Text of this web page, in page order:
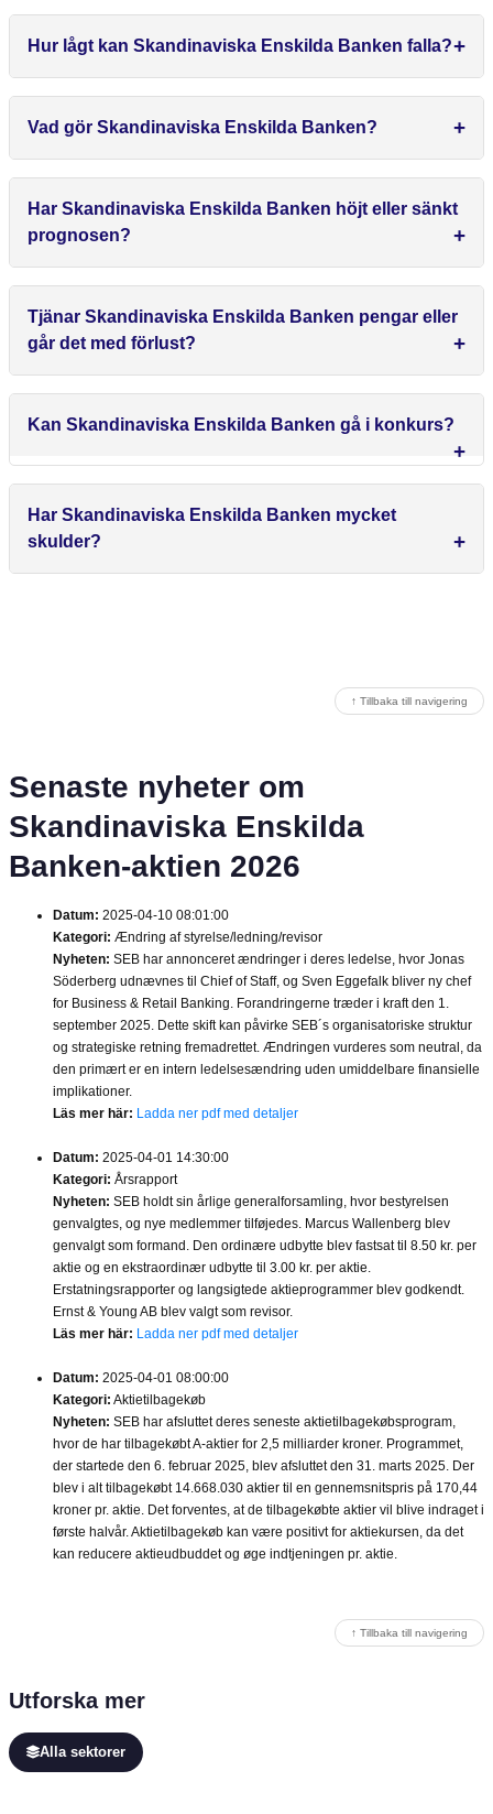
Hur lågt kan Skandinaviska Enskilda Banken falla?
Vad gör Skandinaviska Enskilda Banken?
Har Skandinaviska Enskilda Banken höjt eller sänkt
prognosen?
Tjänar Skandinaviska Enskilda Banken pengar eller
går det med förlust?
Kan Skandinaviska Enskilda Banken gå i konkurs?
Har Skandinaviska Enskilda Banken mycket
skulder?
↑ Tillbaka till navigering
Senaste nyheter om
Skandinaviska Enskilda
Banken-aktien 2026
Datum: 2025-04-10 08:01:00
Kategori: Ændring af styrelse/ledning/revisor
Nyheten: SEB har annonceret ændringer i deres ledelse, hvor Jonas
Söderberg udnævnes til Chief of Staff, og Sven Eggefalk bliver ny chef
for Business & Retail Banking. Forandringerne træder i kraft den 1.
september 2025. Dette skift kan påvirke SEB´s organisatoriske struktur
og strategiske retning fremadrettet. Ændringen vurderes som neutral, da
den primært er en intern ledelsesændring uden umiddelbare finansielle
implikationer.
Läs mer här: Ladda ner pdf med detaljer
Datum: 2025-04-01 14:30:00
Kategori: Årsrapport
Nyheten: SEB holdt sin årlige generalforsamling, hvor bestyrelsen
genvalgtes, og nye medlemmer tilføjedes. Marcus Wallenberg blev
genvalgt som formand. Den ordinære udbytte blev fastsat til 8.50 kr. per
aktie og en ekstraordinær udbytte til 3.00 kr. per aktie.
Erstatningsrapporter og langsigtede aktieprogrammer blev godkendt.
Ernst & Young AB blev valgt som revisor.
Läs mer här: Ladda ner pdf med detaljer
Datum: 2025-04-01 08:00:00
Kategori: Aktietilbagekøb
Nyheten: SEB har afsluttet deres seneste aktietilbagekøbsprogram,
hvor de har tilbagekøbt A-aktier for 2,5 milliarder kroner. Programmet,
der startede den 6. februar 2025, blev afsluttet den 31. marts 2025. Der
blev i alt tilbagekøbt 14.668.030 aktier til en gennemsnitspris på 170,44
kroner pr. aktie. Det forventes, at de tilbagekøbte aktier vil blive indraget i
første halvår. Aktietilbagekøb kan være positivt for aktiekursen, da det
kan reducere aktieudbuddet og øge indtjeningen pr. aktie.
↑ Tillbaka till navigering
Utforska mer
Alla sektorer